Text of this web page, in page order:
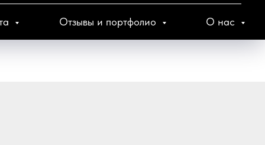
Отзывы и портфолио О нас